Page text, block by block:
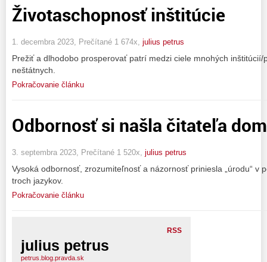
Životaschopnosť inštitúcie
1. decembra 2023, Prečítané 1 674x, julius petrus
Prežiť a dlhodobo prosperovať patrí medzi ciele mnohých inštitúcií/
neštátnych.
Pokračovanie článku
Odbornosť si našla čitateľa
3. septembra 2023, Prečítané 1 520x, julius petrus
Vysoká odbornosť, zrozumiteľnosť a názornosť priniesla „úrodu“ v
troch jazykov.
Pokračovanie článku
RSS
julius petrus
petrus.blog.pravda.sk